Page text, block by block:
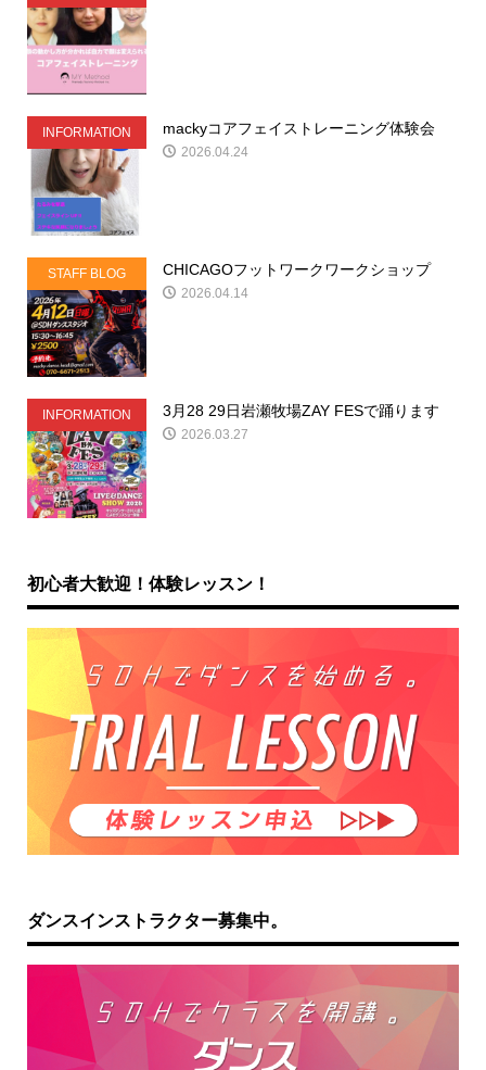
INFORMATION mackyコアフェイストレーニング体験会
2026.04.24
STAFF BLOG CHICAGOフットワークワークショップ
2026.04.14
INFORMATION 3月28 29日岩瀬牧場ZAY FESで踊ります
2026.03.27
初心者大歓迎！体験レッスン！
ダンスインストラクター募集中。